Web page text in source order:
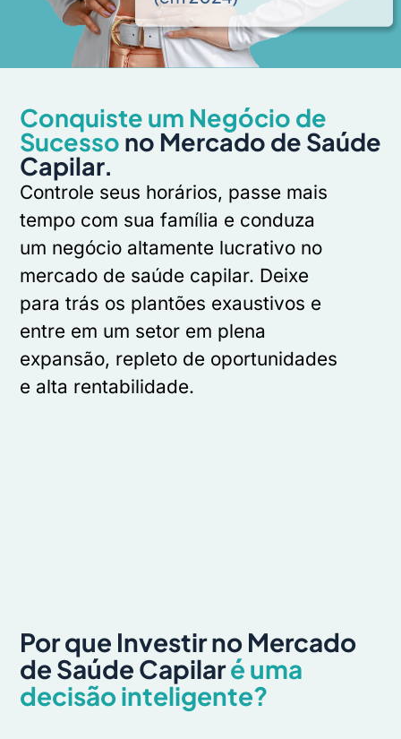
Conquiste um Negócio de
Sucesso no Mercado de Saúde
Capilar.
Controle seus horários, passe mais
tempo com sua família e conduza
um negócio altamente lucrativo no
mercado de saúde capilar. Deixe
para trás os plantões exaustivos e
entre em um setor em plena
expansão, repleto de oportunidades
e alta rentabilidade.
Por que Investir no Mercado
de Saúde Capilaré uma
decisão inteligente?